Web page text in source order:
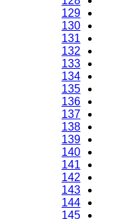
129
130
131
132
133
134
135
136
137
138
139
140
141
142
143
144
145